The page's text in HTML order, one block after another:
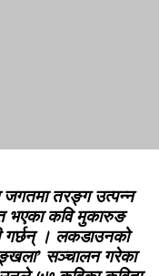
जगतमा तरङ्ग उत्पन्न
भएका कवि मुकारुङ
गर्छन् । लकडाउनको
सञ्चालन गरेका